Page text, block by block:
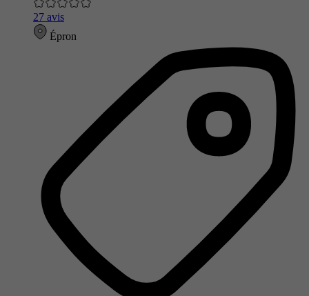
27 avis
Épron